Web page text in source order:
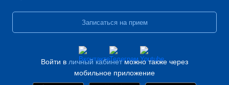
Записаться на прием
Войти в личный кабинетможно также через
мобильное приложение